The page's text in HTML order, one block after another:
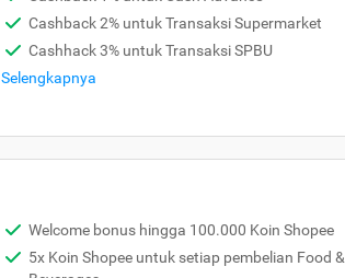
Cashback 2% untuk Transaksi Supermarket
Cashhack 3% untuk Transaksi SPBU
Selengkapnya
Welcome bonus hingga 100.000 Koin Shopee
5x Koin Shopee untuk setiap pembelian Food &